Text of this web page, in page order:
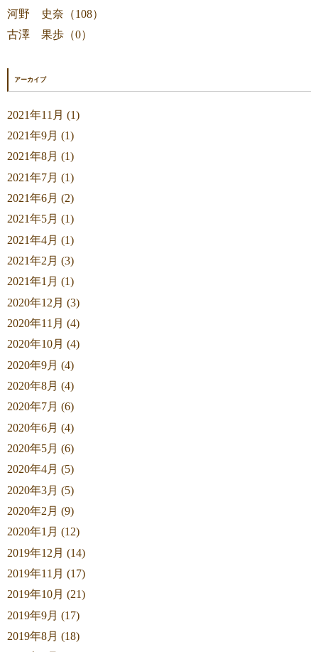
河野 史奈（108）
古澤 果歩（0）
アーカイブ
2021年11月 (1)
2021年9月 (1)
2021年8月 (1)
2021年7月 (1)
2021年6月 (2)
2021年5月 (1)
2021年4月 (1)
2021年2月 (3)
2021年1月 (1)
2020年12月 (3)
2020年11月 (4)
2020年10月 (4)
2020年9月 (4)
2020年8月 (4)
2020年7月 (6)
2020年6月 (4)
2020年5月 (6)
2020年4月 (5)
2020年3月 (5)
2020年2月 (9)
2020年1月 (12)
2019年12月 (14)
2019年11月 (17)
2019年10月 (21)
2019年9月 (17)
2019年8月 (18)